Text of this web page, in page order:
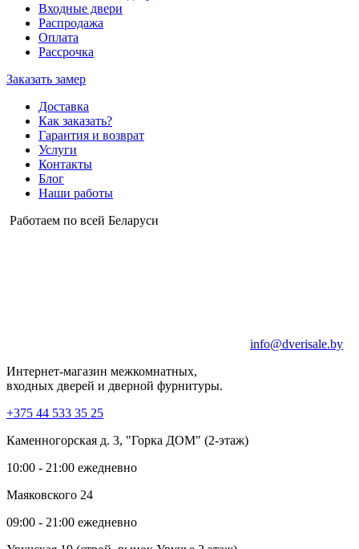
Входные двери
Распродажа
Оплата
Рассрочка
Заказать замер
Доставка
Как заказать?
Гарантия и возврат
Услуги
Контакты
Блог
Наши работы
Работаем по всей Беларуси
info@dverisale.by
Интернет-магазин межкомнатных,
входных дверей и дверной фурнитуры.
+375 44 533 35 25
Каменногорская д. 3, "Горка ДОМ" (2-этаж)
10:00 - 21:00 ежедневно
Маяковского 24
09:00 - 21:00 ежедневно